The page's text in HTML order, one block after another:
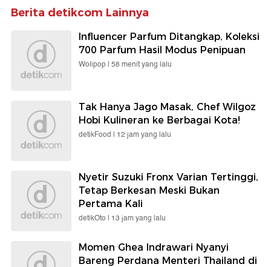
Berita detikcom Lainnya
Influencer Parfum Ditangkap, Koleksi
700 Parfum Hasil Modus Penipuan
Wolipop | 58 menit yang lalu
Tak Hanya Jago Masak, Chef Wilgoz
Hobi Kulineran ke Berbagai Kota!
detikFood | 12 jam yang lalu
Nyetir Suzuki Fronx Varian Tertinggi,
Tetap Berkesan Meski Bukan
Pertama Kali
detikOto | 13 jam yang lalu
Momen Ghea Indrawari Nyanyi
Bareng Perdana Menteri Thailand di